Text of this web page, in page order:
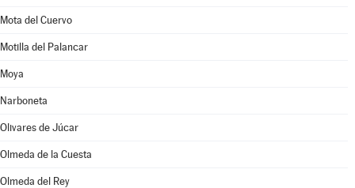
Mota del Cuervo
Motilla del Palancar
Moya
Narboneta
Olivares de Júcar
Olmeda de la Cuesta
Olmeda del Rey